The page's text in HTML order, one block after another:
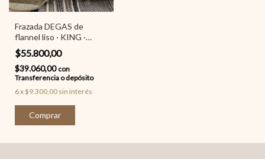
Frazada DEGAS de
flannel liso · KING ·
Palette
$55.800,00
$39.060,00 con
Transferencia o depósito
6x$9.300,00 sin interés
Comprar